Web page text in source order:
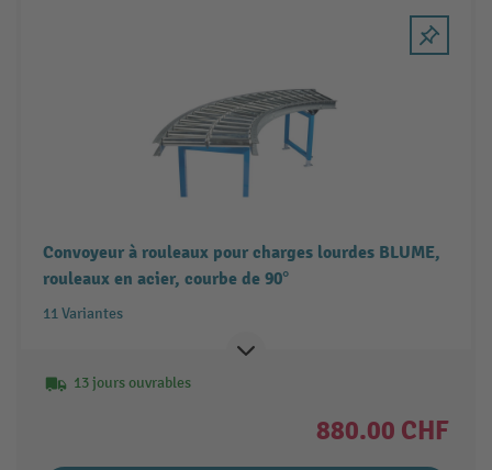
Convoyeur à rouleaux pour charges lourdes BLUME,
rouleaux en acier, courbe de 90°
11 Variantes
13 jours ouvrables
880.00 CHF